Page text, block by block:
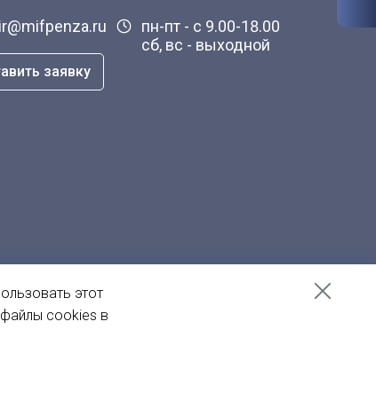
заявку
пн-пт - с 9.00-18.00
сб, вс - выходной
этот
cookies в